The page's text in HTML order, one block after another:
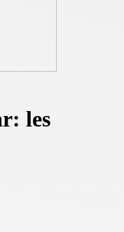
les